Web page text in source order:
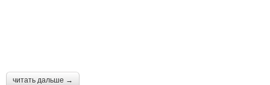
читать дальше →